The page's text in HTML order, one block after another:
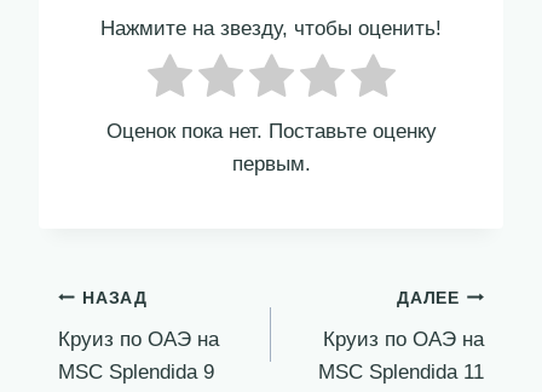
Нажмите на звезду, чтобы оценить!
Оценок пока нет. Поставьте оценку
первым.
Навигация
по
НАЗАД
Круиз по ОАЭ на
MSC Splendida 9
ДАЛЕЕ
Круиз по ОАЭ на
MSC Splendida 11